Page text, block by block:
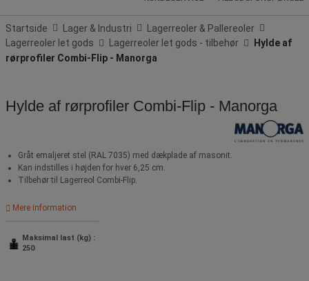
Startside Lager & Industri
Lagerreoler & Pallereoler
Lagerreoler let gods
Lagerreoler let gods - tilbehør
Hylde af
rørprofiler Combi-Flip - Manorga
Hylde af rørprofiler Combi-Flip - Manorga
Gråt emaljeret stel (RAL 7035) med dækplade af masonit.
Kan indstilles i højden for hver 6,25 cm.
Tilbehør til Lagerreol Combi-Flip.
Mere information
Maksimal last (kg) :
250